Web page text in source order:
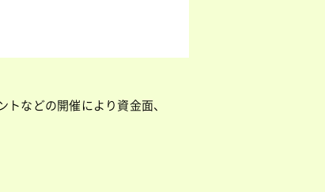
などの開催により資金面、